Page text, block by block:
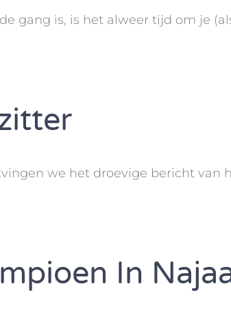
gang is, is het alweer tijd om je
we het droevige bericht van
In